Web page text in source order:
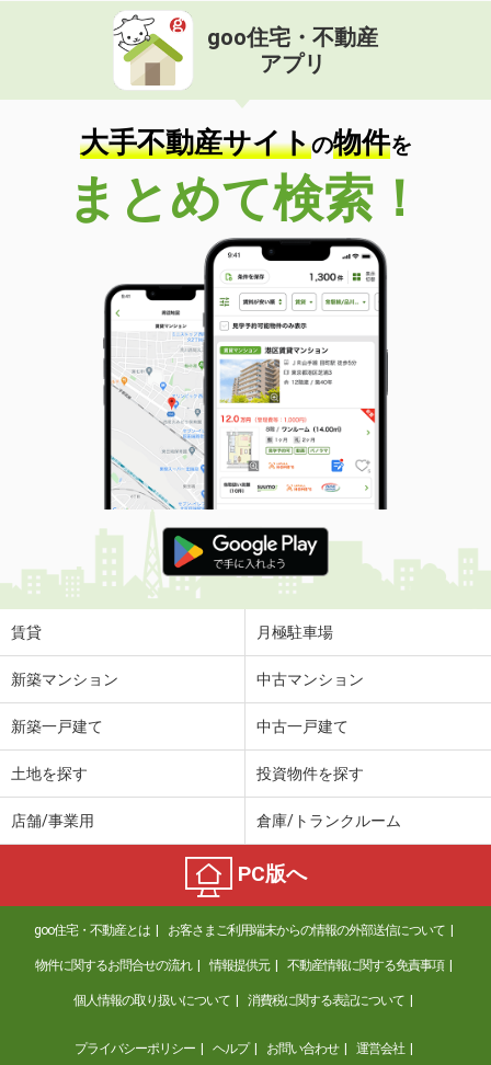
goo住宅・不動産
アプリ
大手不動産サイトの物件を
まとめて検索！
賃貸 月極駐車場
新築マンション 中古マンション
新築一戸建て 中古一戸建て
土地を探す 投資物件を探す
店舗/事業用 倉庫/トランクルーム
PC版へ
goo住宅・不動産とは お客さまご利用端末からの情報の外部送信について
物件に関するお問合せの流れ 情報提供元 不動産情報に関する免責事項
個人情報の取り扱いについて 消費税に関する表記について
プライバシーポリシー ヘルプ お問い合わせ 運営会社